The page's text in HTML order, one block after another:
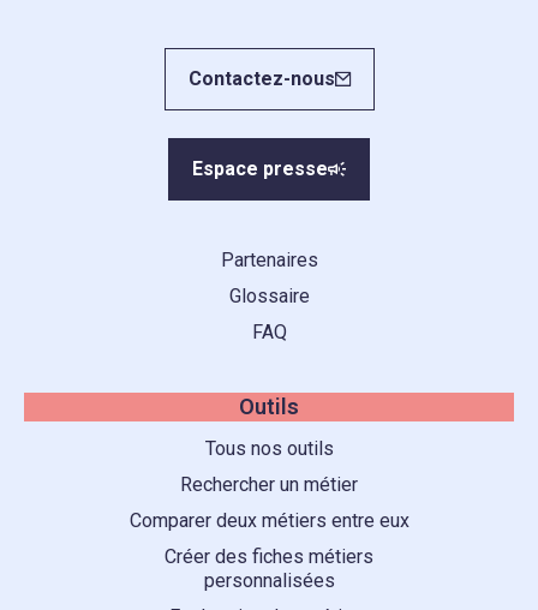
Contactez-nous
Espace presse
Partenaires
Glossaire
FAQ
Outils
Tous nos outils
Rechercher un métier
Comparer deux métiers entre eux
Créer des fiches métiers
personnalisées